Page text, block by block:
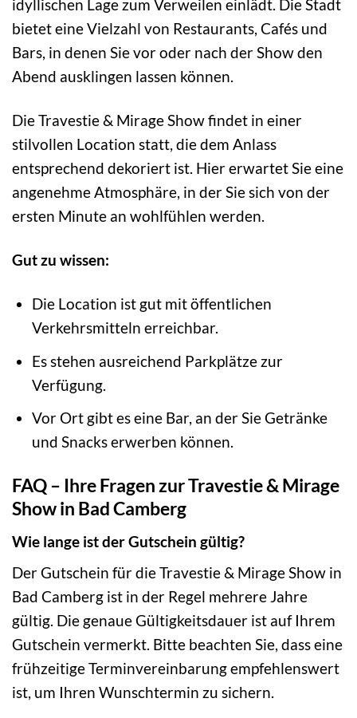
idyllischen Lage zum Verweilen einlädt. Die Stadt
bietet eine Vielzahl von Restaurants, Cafés und
Bars, in denen Sie vor oder nach der Show den
Abend ausklingen lassen können.
Die Travestie & Mirage Show findet in einer
stilvollen Location statt, die dem Anlass
entsprechend dekoriert ist. Hier erwartet Sie eine
angenehme Atmosphäre, in der Sie sich von der
ersten Minute an wohlfühlen werden.
Gut zu wissen:
Die Location ist gut mit öffentlichen
Verkehrsmitteln erreichbar.
Es stehen ausreichend Parkplätze zur
Verfügung.
Vor Ort gibt es eine Bar, an der Sie Getränke
und Snacks erwerben können.
FAQ – Ihre Fragen zur Travestie & Mirage
Show in Bad Camberg
Wie lange ist der Gutschein gültig?
Der Gutschein für die Travestie & Mirage Show in
Bad Camberg ist in der Regel mehrere Jahre
gültig. Die genaue Gültigkeitsdauer ist auf Ihrem
Gutschein vermerkt. Bitte beachten Sie, dass eine
frühzeitige Terminvereinbarung empfehlenswert
ist, um Ihren Wunschtermin zu sichern.